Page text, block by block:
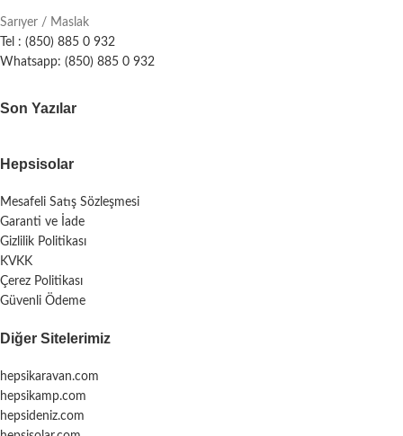
Sarıyer / Maslak
Tel : (850) 885 0 932
Whatsapp: (850) 885 0 932
Son Yazılar
Hepsisolar
Mesafeli Satış Sözleşmesi
Garanti ve İade
Gizlilik Politikası
KVKK
Çerez Politikası
Güvenli Ödeme
Diğer Sitelerimiz
hepsikaravan.com
hepsikamp.com
hepsideniz.com